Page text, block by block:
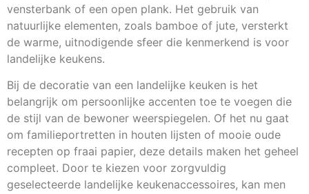
vensterbank of een open plank. Het gebruik van
natuurlijke elementen, zoals bamboe of jute, versterkt
de warme, uitnodigende sfeer die kenmerkend is voor
landelijke keukens.
Bij de decoratie van een landelijke keuken is het
belangrijk om persoonlijke accenten toe te voegen die
de stijl van de bewoner weerspiegelen. Of het nu gaat
om familieportretten in houten lijsten of mooie oude
recepten op fraai papier, deze details maken het geheel
compleet. Door te kiezen voor zorgvuldig
geselecteerde landelijke keukenaccessoires, kan men